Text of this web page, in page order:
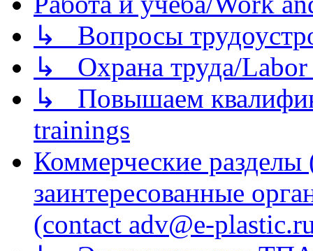
↳ Вопросы
↳ Охрана труда/Labor
↳ Повышаем
trainings
Коммерческие
заинтересованные
(contact adv@e-